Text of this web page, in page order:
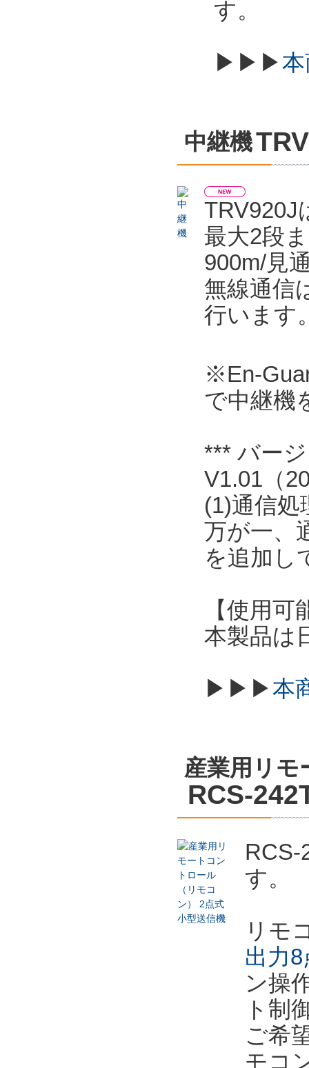
す。
▶▶▶
中継機
TRV920J
最大2段
900m/見
無線通信
行います
※En-
で中継機
*** バー
V1.01（
(1)通信処
万が一、
を追加し
【使用可
本製品は
▶▶▶本
産業用リモ
RCS-
RCS-
す。
リモ
出力
ン操
ト制
ご希
モコ